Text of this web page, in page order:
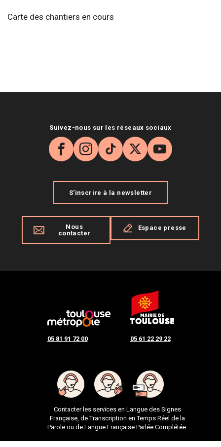
Carte des chantiers en cours
05 81 91 72 00 05 61 22 29 22
Contacter les services en Langue des Signes
Française, de Transcription en Temps Réel de la
Parole ou de Langue Française Parlée Complétée.
Suivez-nous sur les réseaux sociaux
Facebook
Instagram
TikTok
X YouTube
S'inscrire à la newsletter
Nous
contacter
Espace presse